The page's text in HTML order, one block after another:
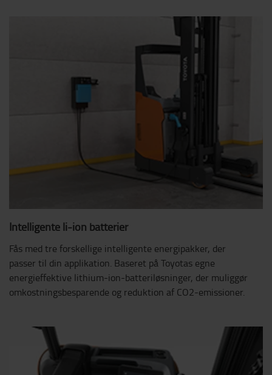
Intelligente li-ion batterier
Fås med tre forskellige intelligente energipakker, der
passer til din applikation. Baseret på Toyotas egne
energieffektive lithium-ion-batteriløsninger, der muliggør
omkostningsbesparende og reduktion af CO2-emissioner.